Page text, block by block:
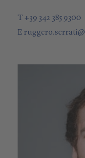
T +39 342 385 9300
E ruggero.serrati@